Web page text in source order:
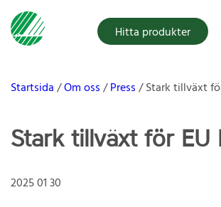
Hitta produkter
Startsida Om oss Press Stark tillväxt
Stark tillväxt för EU
2025 01 30